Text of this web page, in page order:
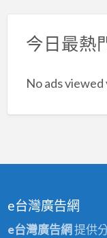
今日最熱
No ads viewed
e台灣廣告網
e台灣廣告網 提供